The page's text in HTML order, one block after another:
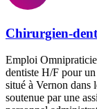
Chirurgien-
Emploi
dentiste H/F pour
situé à Vernon dans
soutenue par une